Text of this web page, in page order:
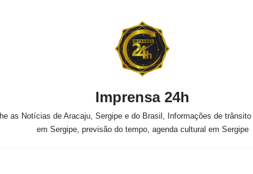
Imprensa 24h
as Notícias de Aracaju, Sergipe e do Brasil, Informações de
em Sergipe, previsão do tempo, agenda cultural em Sergipe